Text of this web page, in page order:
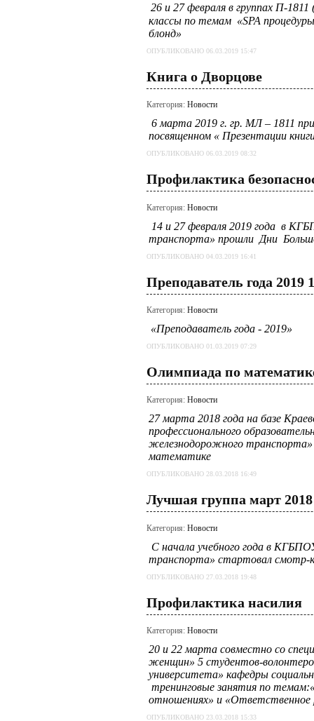
26 и 27 февраля в группах П-
классы по темам «SPA
блонд»
ОПУБЛИКОВАНО 06.03.2019 15:47
Книга о Дворцове
Категория: Новости
6 марта 2019 г. гр. МЛ – 1811
посвященном « Презентации
ОПУБЛИКОВАНО 06.03.2019 08:32
Профилактика
Категория: Новости
14 и 27 февраля 2019 года в
транспорта» прошли Дни
ОПУБЛИКОВАНО 04.03.2019 16:41
Преподаватель года 2019 1
Категория: Новости
«Преподаватель года - 2019»
ОПУБЛИКОВАНО 01.03.2019 07:29
Олимпиада по
Категория: Новости
27 марта 2018 года на базе
профессионального
железнодорожного транспорта»
математике
ОПУБЛИКОВАНО 28.03.2018 16:49
Лучшая группа март 2018
Категория: Новости
С начала учебного года в
транспорта» стартовал смотр-
ОПУБЛИКОВАНО 27.03.2018 19:48
Профилактика насилия
Категория: Новости
20 и 22 марта совместно со
женщин» 5 студентов-
университета» кафедры
тренинговые занятия по
отношениях» и «Ответственное
ОПУБЛИКОВАНО 23.03.2018 15:33